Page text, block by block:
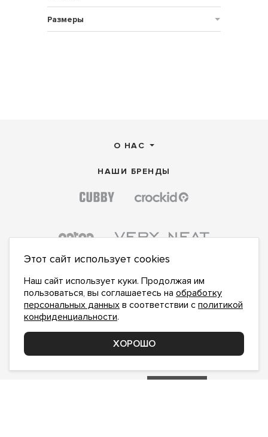
Размеры
О НАС
НАШИ БРЕНДЫ
ПОДПИСАТЬСЯ НА НОВОСТИ:
сполитикой конфиденциальностиознакомлен и
Этот сайт использует cookies
Наш сайт использует куки. Продолжая им
пользоваться, вы соглашаетесь на обработку
персональных данных в соответствии с политикой
конфиденциальности.
ХОРОШО